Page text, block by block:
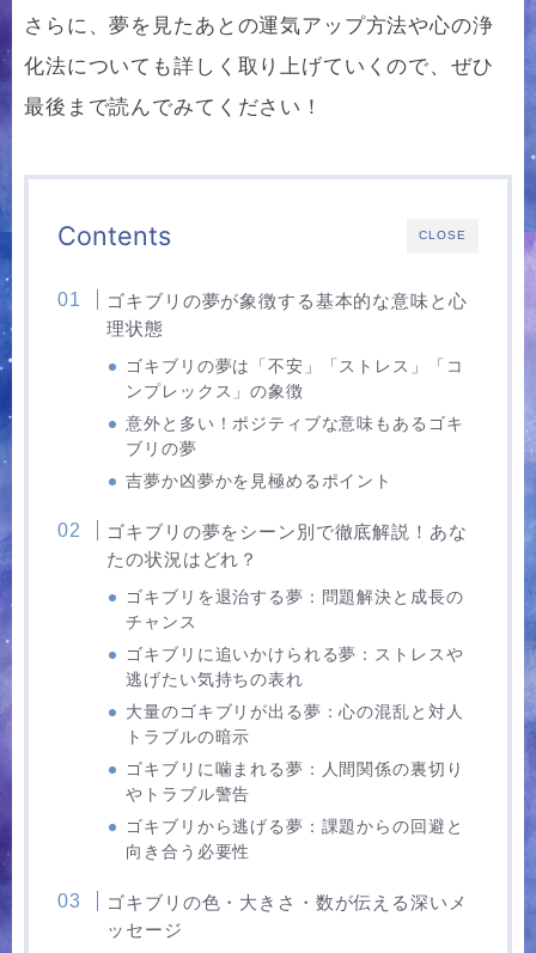
さらに、夢を見たあとの運気アップ方法や心の浄
化法についても詳しく取り上げていくので、ぜひ
最後まで読んでみてください！
CLOSE
Contents
ゴキブリの夢が象徴する基本的な意味と心
理状態
ゴキブリの夢は「不安」「ストレス」「コ
ンプレックス」の象徴
意外と多い！ポジティブな意味もあるゴキ
ブリの夢
吉夢か凶夢かを見極めるポイント
ゴキブリの夢をシーン別で徹底解説！あな
たの状況はどれ？
ゴキブリを退治する夢：問題解決と成長の
チャンス
ゴキブリに追いかけられる夢：ストレスや
逃げたい気持ちの表れ
大量のゴキブリが出る夢：心の混乱と対人
トラブルの暗示
ゴキブリに噛まれる夢：人間関係の裏切り
やトラブル警告
ゴキブリから逃げる夢：課題からの回避と
向き合う必要性
ゴキブリの色・大きさ・数が伝える深いメ
ッセージ